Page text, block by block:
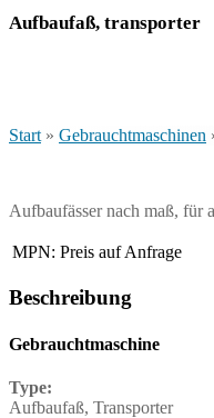
Aufbaufaß, transporter
Start » Gebrauchtmaschinen
Aufbaufässer nach maß, für
MPN: Preis auf Anfrage
Beschreibung
Gebrauchtmaschine
Type:
Aufbaufaß, Transporter